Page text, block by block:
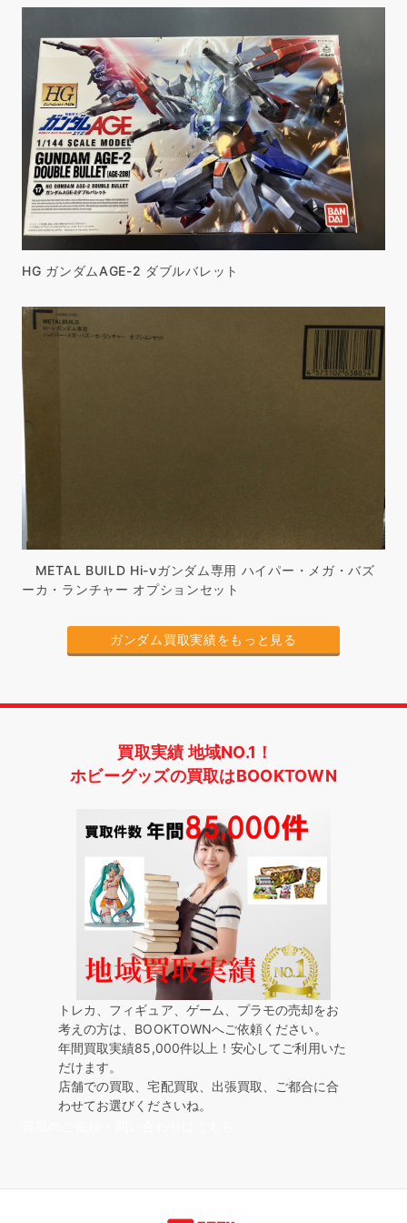
HG ガンダムAGE-2 ダブルバレット
METAL BUILD Hi-νガンダム専用 ハイパー・メガ・バズ
ーカ・ランチャー オプションセット
ガンダム買取実績をもっと見る
買取実績 地域NO.1！
ホビーグッズの買取はBOOKTOWN
トレカ、フィギュア、ゲーム、プラモの売却をお
考えの方は、BOOKTOWNへご依頼ください。
年間買取実績85,000件以上！安心してご利用いた
だけます。
店舗での買取、宅配買取、出張買取、ご都合に合
わせてお選びくださいね。